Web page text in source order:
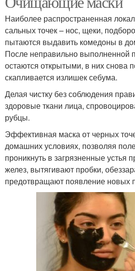
Наиболее распространенная
сальных точек – нос, щеки,
пытаются выдавить комедоны в
После неправильно выполненной
остаются открытыми, в них снова
скапливается излишек себума.
Делая чистку без соблюдения
здоровые ткани лица,
рубцы.
Эффективная маска от черных
домашних условиях, позволяя
проникнуть в загрязненные устья
желез, вытягивают пробки,
предотвращают появление новых